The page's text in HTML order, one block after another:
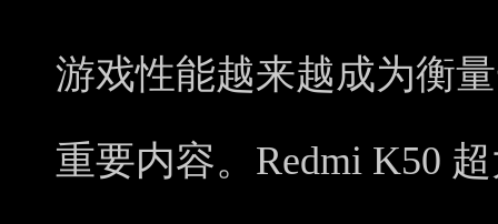
游戏性能越来越成为衡
重要内容。Redmi K50